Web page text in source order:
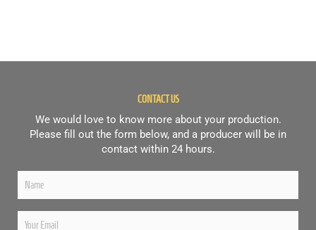
CONTACT US
We would love to know more about your production.
Please fill out the form below, and a producer will be in
contact within 24 hours.